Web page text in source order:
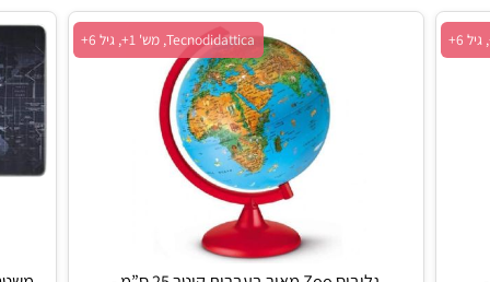
Tecnodidattica, מש' 1+, גיל 6+